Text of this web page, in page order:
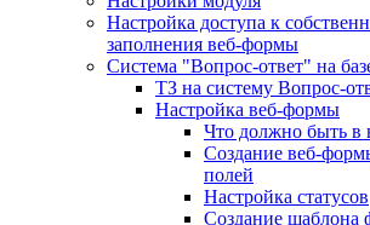
Настройка доступа к
заполнения веб-формы
Система "Вопрос-ответ" на
ТЗ на систему Вопрос-
Настройка веб-формы
Что должно быть в
Создание веб-
полей
Настройка статусов
Создание шаблона